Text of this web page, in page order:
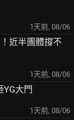
1天前, 08/06
近半團體撐不
1天前, 08/06
大門
1天前, 08/06